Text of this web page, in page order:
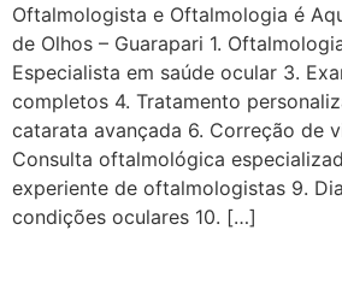
Oftalmologista e Oftalmologia é
de Olhos – Guarapari 1.
Especialista em saúde ocular 3.
completos 4. Tratamento
catarata avançada 6. Correção de
Consulta oftalmológica
experiente de oftalmologistas 9.
condições oculares 10. […]